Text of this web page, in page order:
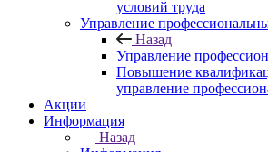
условий труда
Управление
Назад
Управление
Повышение
управление
Акции
Информация
Назад